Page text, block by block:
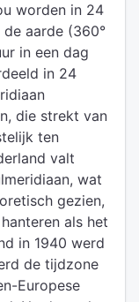
worden in 24
aarde (360°
in een dag
in 24
die strekt van
ten
valt
wat
gezien,
als het
in 1940 werd
de tijdzone
Europese